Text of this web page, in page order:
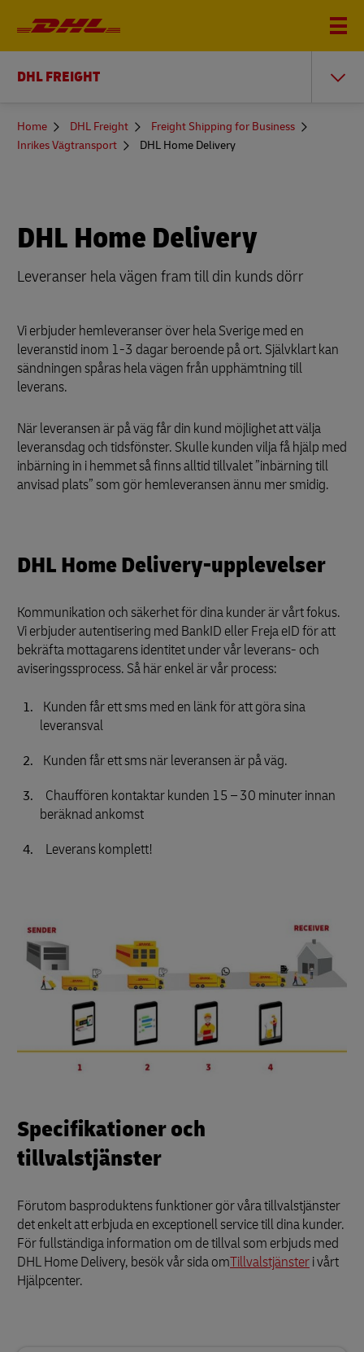
DHL FREIGHT
You
here
Home DHL Freight
Freight Shipping for Business
Inrikes Vägtransport
DHL Home Delivery
DHL Home Delivery
Leveranser hela vägen fram till din kunds dörr
Vi erbjuder hemleveranser över hela Sverige med en
leveranstid inom 1-3 dagar beroende på ort. Självklart kan
sändningen spåras hela vägen från upphämtning till
leverans.
När leveransen är på väg får din kund möjlighet att välja
leveransdag och tidsfönster. Skulle kunden vilja få hjälp med
inbärning in i hemmet så finns alltid tillvalet ”inbärning till
anvisad plats” som gör hemleveransen ännu mer smidig.
DHL Home Delivery-upplevelser
Kommunikation och säkerhet för dina kunder är vårt fokus.
Vi erbjuder autentisering med BankID eller Freja eID för att
bekräfta mottagarens identitet under vår leverans- och
aviseringssprocess. Så här enkel är vår process:
Kunden får ett sms med en länk för att göra sina
leveransval
Kunden får ett sms när leveransen är på väg.
Chauffören kontaktar kunden 15 – 30 minuter innan
beräknad ankomst
Leverans komplett!
Specifikationer och
tillvalstjänster
Förutom basproduktens funktioner gör våra tillvalstjänster
det enkelt att erbjuda en exceptionell service till dina kunder.
För fullständiga information om de tillval som erbjuds med
DHL Home Delivery, besök vår sida omTillvalstjänsteri vårt
Hjälpcenter.